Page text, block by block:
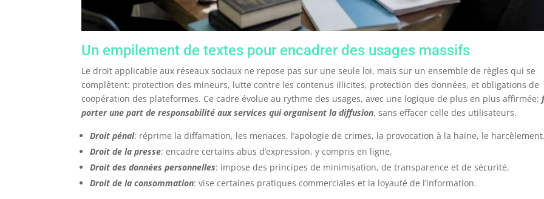
Un empilement de textes pour encadrer des usages massifs
Le droit applicable aux réseaux sociaux ne repose pas sur une seule loi, mais sur un ensemble de règles qui se
complètent: protection des mineurs, lutte contre les contenus illicites, protection des données, et obligations de
coopération des plateformes. Ce cadre évolue au rythme des usages, avec une logique de plus en plus affirmée:
porter une part de responsabilité aux services qui organisent la diffusion, sans effacer celle des utilisateurs.
Droit pénal: réprime la diffamation, les menaces, l’apologie de crimes, la provocation à la haine, le harcèlement.
Droit de la presse: encadre certains abus d’expression, y compris en ligne.
Droit des données personnelles: impose des principes de minimisation, de transparence et de sécurité.
Droit de la consommation: vise certaines pratiques commerciales et la loyauté de l’information.